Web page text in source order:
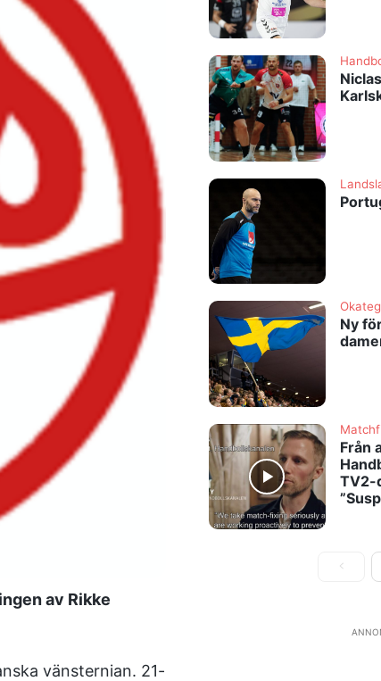
av Rikke
vänsternian. 21-
Ny
Från
TV2-